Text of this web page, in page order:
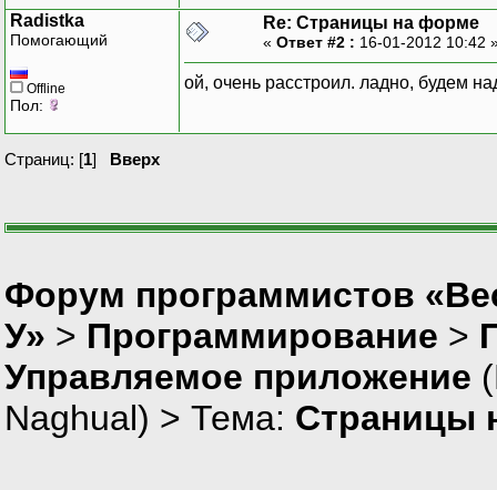
Radistka
Помогающий
Offline
Пол:
Re: Страницы на форме
« Ответ #2 : 16-01-2012 10:42
ой, очень расстроил. ладно, будем
Страниц: [1] Вверх
Форум программистов
У» > Программирование >
Управляемое приложение
Naghual) > Тема: Страницы